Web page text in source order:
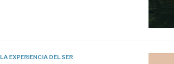
LA EXPERIENCIA DEL SER